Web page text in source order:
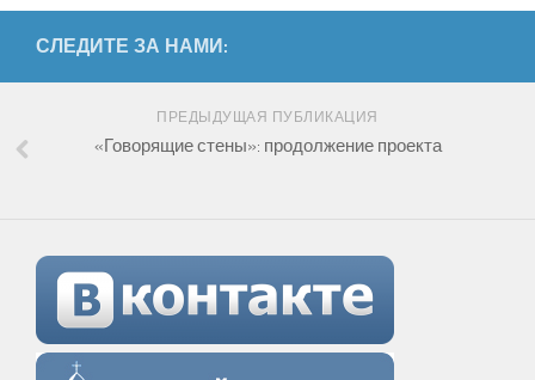
СЛЕДИТЕ ЗА НАМИ:
ПРЕДЫДУЩАЯ ПУБЛИКАЦИЯ
«Говорящие стены»: продолжение проекта